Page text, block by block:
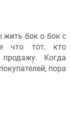
бок о бок с
что тот, кто
Когда
пора